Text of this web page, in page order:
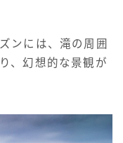
ンには、滝の周囲
、幻想的な景観が